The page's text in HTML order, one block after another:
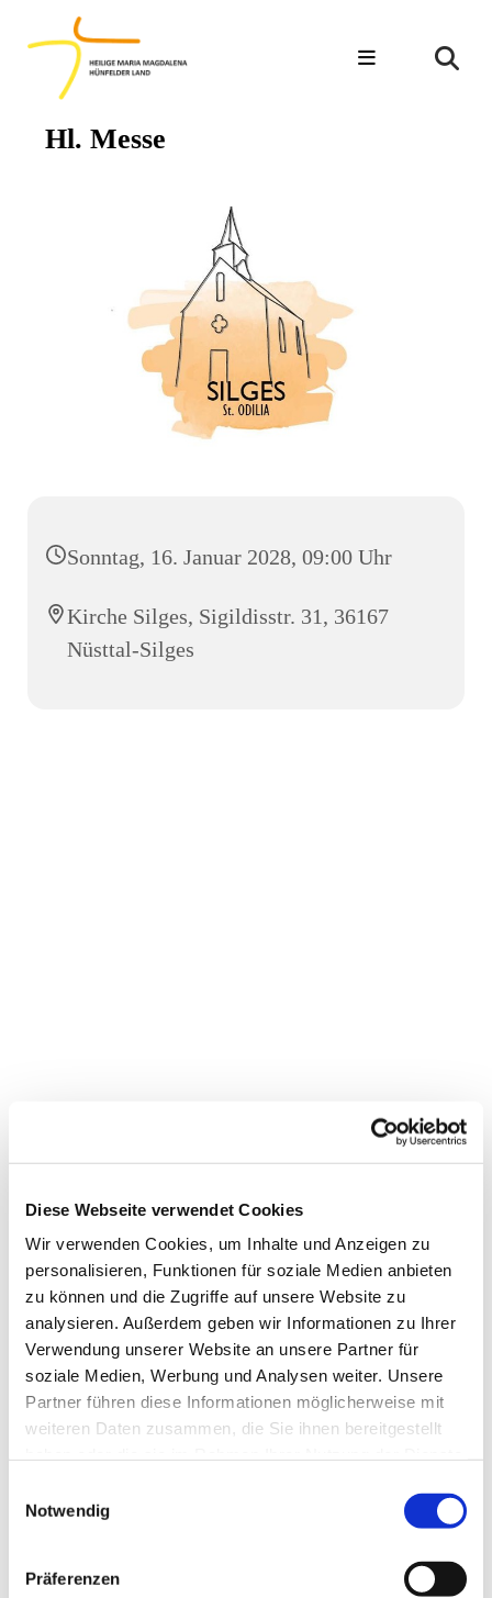
Diese Webseite verwendet Cookies
Wir verwenden Cookies, um Inhalte und Anzeigen zu
personalisieren, Funktionen für soziale Medien anbieten
zu können und die Zugriffe auf unsere Website zu
analysieren. Außerdem geben wir Informationen zu Ihrer
Verwendung unserer Website an unsere Partner für
soziale Medien, Werbung und Analysen weiter. Unsere
Partner führen diese Informationen möglicherweise mit
weiteren Daten zusammen, die Sie ihnen bereitgestellt
Notwendig
Präferenzen
Hl. Messe
Sonntag, 16. Januar 2028, 09:00 Uhr
Kirche Silges, Sigildisstr. 31, 36167
Nüsttal-Silges
Dies könnte Sie auch
interessieren